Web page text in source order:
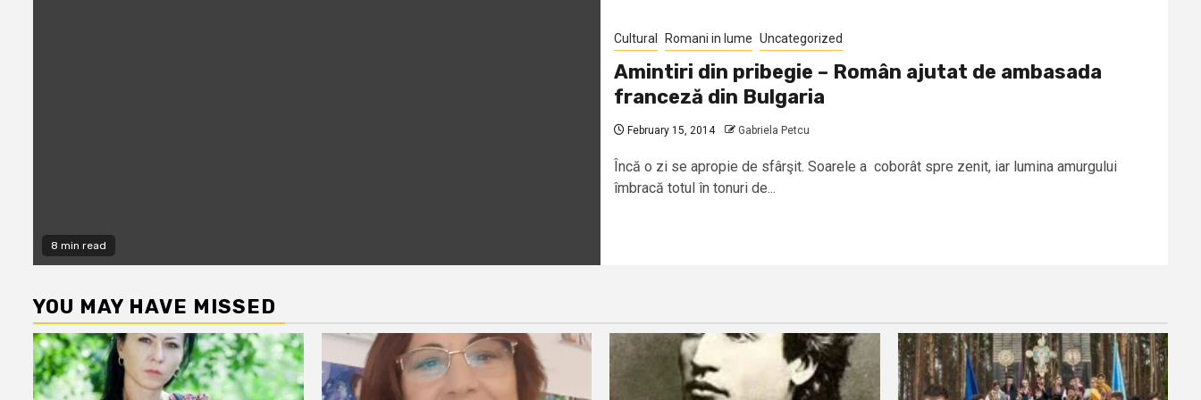
8 min read
Cultural Romani in lume Uncategorized
Amintiri din pribegie – Român ajutat de ambasada
franceză din Bulgaria
February 15, 2014 Gabriela Petcu
Încă o zi se apropie de sfârşit. Soarele a coborât spre zenit, iar lumina amurgului
îmbracă totul în tonuri de...
YOU MAY HAVE MISSED